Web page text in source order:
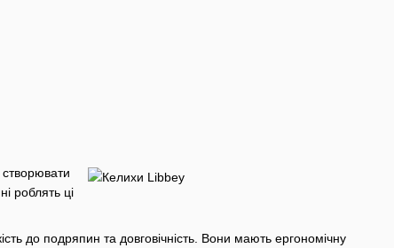
роблять ці
до подряпин та довговічність. Вони мають ергономічну